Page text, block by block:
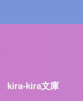
kira-kira文庫